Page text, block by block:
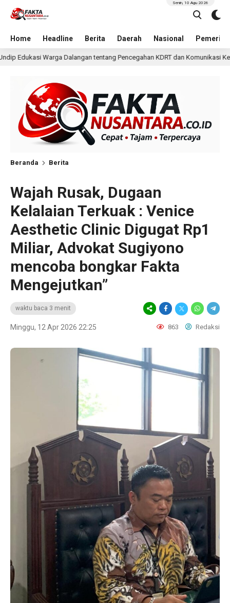
Home Headline Berita Daerah Nasional
Senin, 10 Agu 2026
Pencegahan KDRT dan Komunikasi Keluarga 2 hari lalu
Beranda Berita
Wajah Rusak, Dugaan
Kelalaian Terkuak : Venice
Aesthetic Clinic Digugat Rp1
Miliar, Advokat Sugiyono
mencoba bongkar Fakta
Mengejutkan”
waktu baca 3 menit
Minggu, 12 Apr 2026 22:25 863 Redaksi